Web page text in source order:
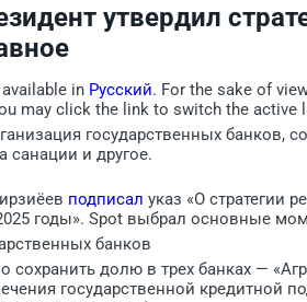
утвердил
in Русский. For the sake of
may click the link to switch the active
государственных банков,
санации и другое.
подписал указ «О стратегии
годы». Spot выбрал основные
банков
сохранить долю в трех банках —
государственной кредитной